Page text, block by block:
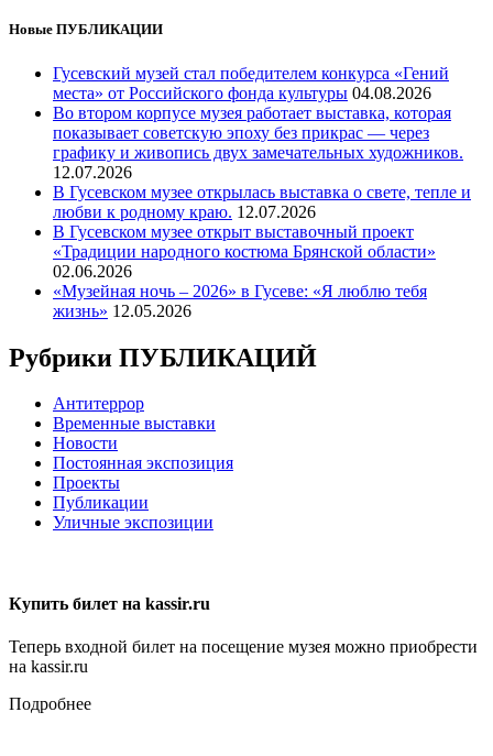
Новые ПУБЛИКАЦИИ
Гусевский музей стал победителем конкурса «Гений
места» от Российского фонда культуры 04.08.2026
Во втором корпусе музея работает выставка, которая
показывает советскую эпоху без прикрас — через
графику и живопись двух замечательных художников.
12.07.2026
В Гусевском музее открылась выставка о свете, тепле и
любви к родному краю. 12.07.2026
В Гусевском музее открыт выставочный проект
«Традиции народного костюма Брянской области»
02.06.2026
«Музейная ночь – 2026» в Гусеве: «Я люблю тебя
жизнь» 12.05.2026
Рубрики ПУБЛИКАЦИЙ
Антитеррор
Временные выставки
Новости
Постоянная экспозиция
Проекты
Публикации
Уличные экспозиции
Купить билет на kassir.ru
Теперь входной билет на посещение музея можно приобрести
на kassir.ru
Подробнее